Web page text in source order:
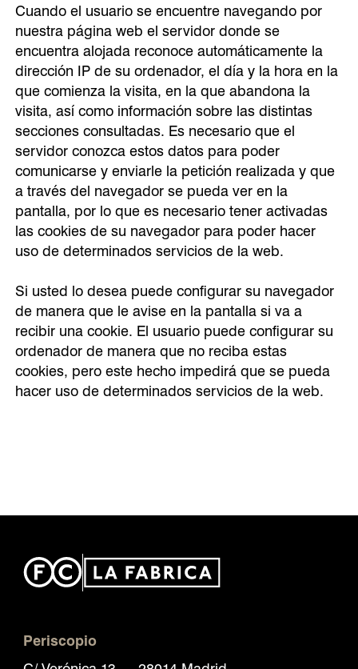
Cuando el usuario se encuentre navegando por
nuestra página web el servidor donde se
encuentra alojada reconoce automáticamente la
dirección IP de su ordenador, el día y la hora en la
que comienza la visita, en la que abandona la
visita, así como información sobre las distintas
secciones consultadas. Es necesario que el
servidor conozca estos datos para poder
comunicarse y enviarle la petición realizada y que
a través del navegador se pueda ver en la
pantalla, por lo que es necesario tener activadas
las cookies de su navegador para poder hacer
uso de determinados servicios de la web.
Si usted lo desea puede configurar su navegador
de manera que le avise en la pantalla si va a
recibir una cookie. El usuario puede configurar su
ordenador de manera que no reciba estas
cookies, pero este hecho impedirá que se pueda
hacer uso de determinados servicios de la web.
Periscopio